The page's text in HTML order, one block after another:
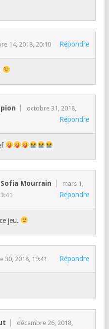
14, 2018, 20:10 Répondre
octobre 31, 2018,
Répondre
Mourrain
mars 1,
Répondre
jeu.
30, 2018, 19:41 Répondre
décembre 26, 2018,